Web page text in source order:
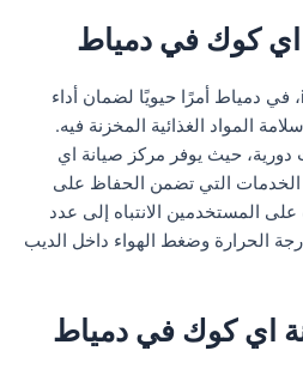
اي كوك في دمياط
تعتبر صيانة ديب فريزر icook، في دمياط أمرًا حيويًا لضمان أداء
المواد الغذائية المخزنة فيه.
دورية، حيث يوفر مركز صيانة اي
التي تضمن الحفاظ على
المستخدمين الانتباه إلى عدد
الحرارة وضغط الهواء داخل الديب
اي كوك في دمياط